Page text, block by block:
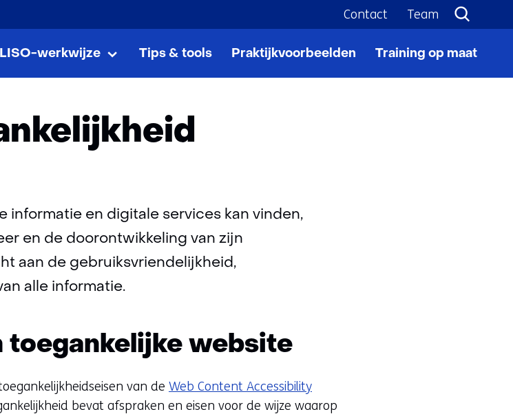
de
inhoud
Contact
Team
LISO-werkwijze
LISO-
werkwijze
Uitklappen
Tips & tools Praktijkvoorbeelden Training op maat
Toegankelijkheid
informatie en digitale services kan vinden,
en de doorontwikkeling van zijn
aan de gebruiksvriendelijkheid,
alle informatie.
toegankelijke website
van de Web Content Accessibility
bevat afspraken en eisen voor de wijze waarop